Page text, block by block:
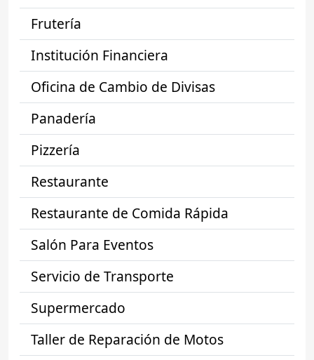
Frutería
Institución Financiera
Oficina de Cambio de Divisas
Panadería
Pizzería
Restaurante
Restaurante de Comida Rápida
Salón Para Eventos
Servicio de Transporte
Supermercado
Taller de Reparación de Motos